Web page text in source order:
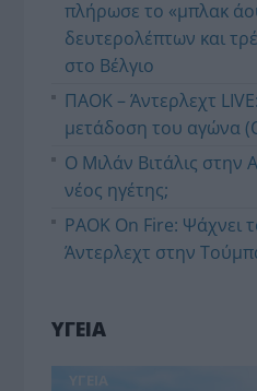
πλήρωσε το «μπλακ
δευτερολέπτων και
στο Βέλγιο
ΠΑΟΚ – Άντερλεχτ
μετάδοση του αγώνα
Ο Μιλάν Βιτάλις στην
νέος ηγέτης;
PAOK On Fire: Ψάχνει
Άντερλεχτ στην
ΥΓΕΙΑ